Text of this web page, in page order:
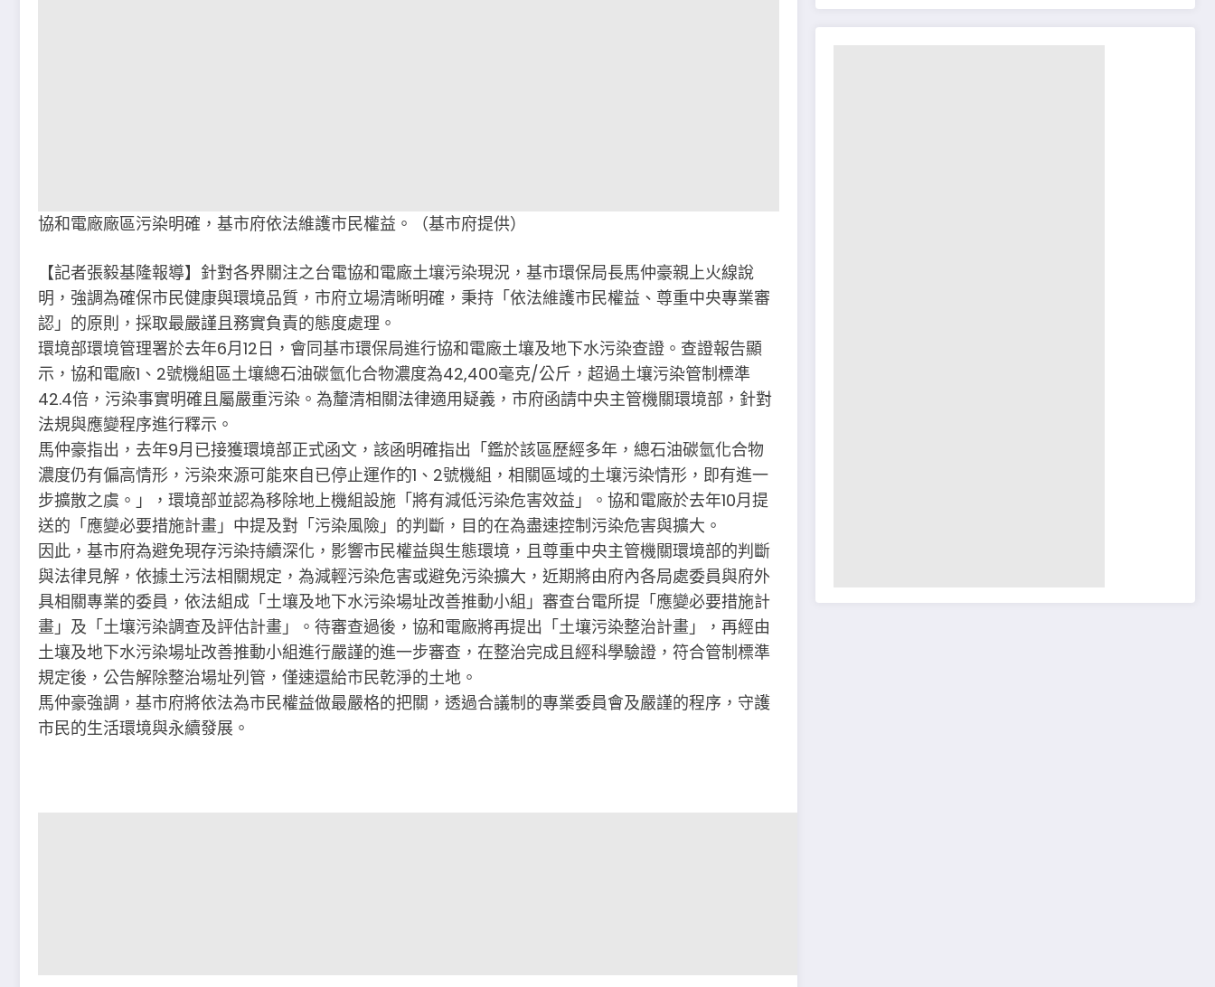
協和電廠廠區污染明確，基市府依法維護市民權益。（基市府提供）
【記者張毅基隆報導】針對各界關注之台電協和電廠土壤污染現況，基市環保局長馬仲豪親上火線說
明，強調為確保市民健康與環境品質，市府立場清晰明確，秉持「依法維護市民權益、尊重中央專業審
認」的原則，採取最嚴謹且務實負責的態度處理。
環境部環境管理署於去年6月12日，會同基市環保局進行協和電廠土壤及地下水污染查證。查證報告顯
示，協和電廠1、2號機組區土壤總石油碳氫化合物濃度為42,400毫克/公斤，超過土壤污染管制標準
42.4倍，污染事實明確且屬嚴重污染。為釐清相關法律適用疑義，市府函請中央主管機關環境部，針對
法規與應變程序進行釋示。
馬仲豪指出，去年9月已接獲環境部正式函文，該函明確指出「鑑於該區歷經多年，總石油碳氫化合物
濃度仍有偏高情形，污染來源可能來自已停止運作的1、2號機組，相關區域的土壤污染情形，即有進一
步擴散之虞。」，環境部並認為移除地上機組設施「將有減低污染危害效益」。協和電廠於去年10月提
送的「應變必要措施計畫」中提及對「污染風險」的判斷，目的在為盡速控制污染危害與擴大。
因此，基市府為避免現存污染持續深化，影響市民權益與生態環境，且尊重中央主管機關環境部的判斷
與法律見解，依據土污法相關規定，為減輕污染危害或避免污染擴大，近期將由府內各局處委員與府外
具相關專業的委員，依法組成「土壤及地下水污染場址改善推動小組」審查台電所提「應變必要措施計
畫」及「土壤污染調查及評估計畫」。待審查過後，協和電廠將再提出「土壤污染整治計畫」，再經由
土壤及地下水污染場址改善推動小組進行嚴謹的進一步審查，在整治完成且經科學驗證，符合管制標準
規定後，公告解除整治場址列管，僅速還給市民乾淨的土地。
馬仲豪強調，基市府將依法為市民權益做最嚴格的把關，透過合議制的專業委員會及嚴謹的程序，守護
市民的生活環境與永續發展。